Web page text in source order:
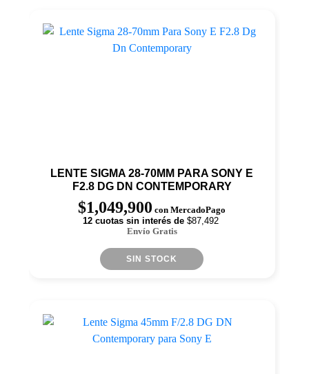
LENTE SIGMA 28-70MM PARA SONY E
F2.8 DG DN CONTEMPORARY
$1,049,900 con MercadoPago
12 cuotas sin interés de $87,492
Envío Gratis
SIN STOCK